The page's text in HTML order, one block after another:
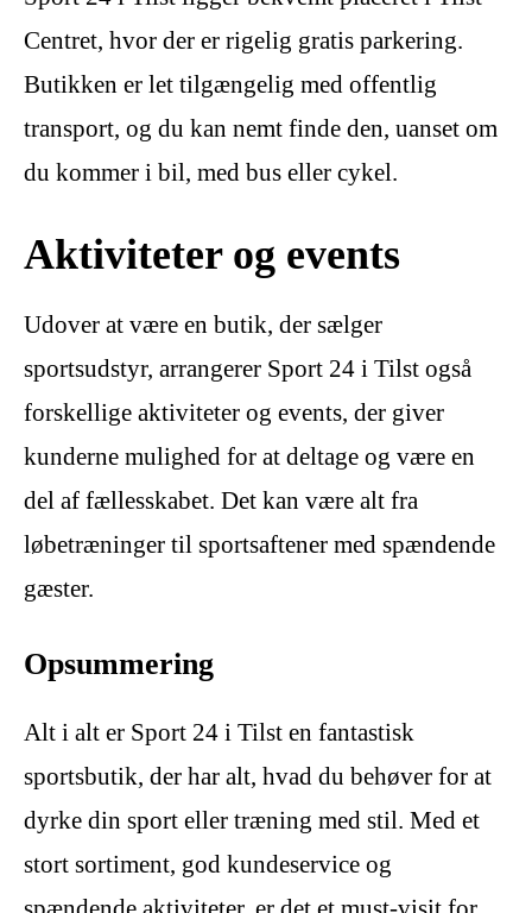
Centret, hvor der er rigelig gratis parkering.
Butikken er let tilgængelig med offentlig
transport, og du kan nemt finde den, uanset om
du kommer i bil, med bus eller cykel.
Aktiviteter og events
Udover at være en butik, der sælger
sportsudstyr, arrangerer Sport 24 i Tilst også
forskellige aktiviteter og events, der giver
kunderne mulighed for at deltage og være en
del af fællesskabet. Det kan være alt fra
løbetræninger til sportsaftener med spændende
gæster.
Opsummering
Alt i alt er Sport 24 i Tilst en fantastisk
sportsbutik, der har alt, hvad du behøver for at
dyrke din sport eller træning med stil. Med et
stort sortiment, god kundeservice og